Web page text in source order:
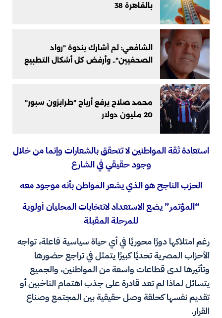
بالقاهرة 38
الشافعي: لم أشارك بندوة "رواد
الصحفيين".. وأرفض كل أشكال التطبيع
محمد صلاح يرفع أرباح "طرابزون سبور"
20 مليون دولار
استعادة ثقة المواطنين لا تتحقق بالشعارات وإنما من خلال
وجود حقيقي في الشارع
الحزب الناجح هو الذي يشعر المواطن بأنه موجود معه
“المؤتمر” يضع الاستعداد لانتخابات المحليان أولوية
للمرحلة المقبلة
رغم امتلاكها دورًا محوريًا في أي حياة سياسية فاعلة، تواجه
الأحزاب المصرية تحديًا كبيرًا يتمثل في تراجع حضورها
وتأثيرها لدى قطاعات واسعة من المواطنين، والجميع
يتسائل لماذا لم تعد قادرة على جذب اهتمام الناخبين أو
تقديم نفسها كحلقة وصل حقيقية بين المجتمع وصناع
القرار.